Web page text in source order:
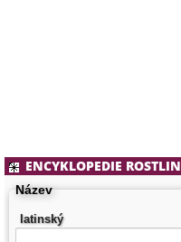
ENCYKLOPEDIE ROSTLIN
Název
latinský